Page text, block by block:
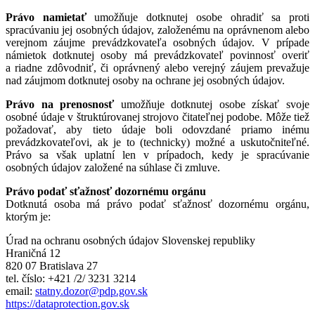
Právo namietaťumožňuje dotknutej osobe ohradiť sa proti
spracúvaniu jej osobných údajov, založenému na oprávnenom alebo
verejnom záujme prevádzkovateľa osobných údajov. V prípade
námietok dotknutej osoby má prevádzkovateľ povinnosť overiť
a riadne zdôvodniť, či oprávnený alebo verejný záujem prevažuje
nad záujmom dotknutej osoby na ochrane jej osobných údajov.
Právo na prenosnosťumožňuje dotknutej osobe získať svoje
osobné údaje v štruktúrovanej strojovo čitateľnej podobe. Môže tiež
požadovať, aby tieto údaje boli odovzdané priamo inému
prevádzkovateľovi, ak je to (technicky) možné a uskutočniteľné.
Právo sa však uplatní len v prípadoch, kedy je spracúvanie
osobných údajov založené na súhlase či zmluve.
Právo podať sťažnosť dozornému orgánu
Dotknutá osoba má právo podať sťažnosť dozornému orgánu,
ktorým je:
Úrad na ochranu osobných údajov Slovenskej republiky
Hraničná 12
820 07 Bratislava 27
tel. číslo: +421 /2/ 3231 3214
email: statny.dozor@pdp.gov.sk
https://dataprotection.gov.sk